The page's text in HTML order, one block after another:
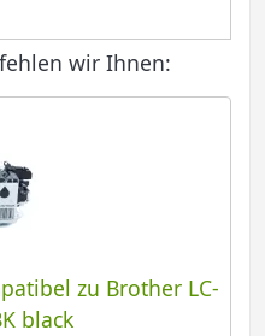
wir Ihnen:
zu Brother LC-
black